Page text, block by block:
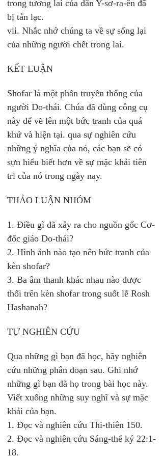
trong tương lai của dân Y-sơ-ra-ên đã
bị tản lạc.
vii. Nhắc nhớ chúng ta về sự sống lại
của những người chết trong lai.
KẾT LUẬN
Shofar là một phần truyền thống của
người Do-thái. Chúa đã dùng công cụ
này để vẽ lên một bức tranh của quá
khứ và hiện tại. qua sự nghiên cứu
những ý nghĩa của nó, các bạn sẽ có
sựn hiểu biết hơn về sự mặc khải tiên
tri của nó trong ngày nay.
THẢO LUẬN NHÓM
1. Điều gì đã xảy ra cho nguồn gốc Cơ-
đốc giáo Do-thái?
2. Hình ảnh nào tạo nên bức tranh của
kèn shofar?
3. Ba âm thanh khác nhau nào được
thổi trên kèn shofar trong suốt lễ Rosh
Hashanah?
TỰ NGHIÊN CỨU
Qua những gì bạn đã học, hãy nghiên
cứu những phân đoạn sau. Ghi nhớ
những gì bạn đã họ trong bài học này.
Viết xuống những suy nghĩ và sự mặc
khải của bạn.
1. Đọc và nghiên cứu Thi-thiên 150.
2. Đọc và nghiên cứu Sáng-thế ký 22:1-
18.